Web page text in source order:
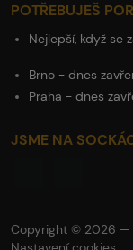
POTŘEBUJEŠ
Nejlepší, když se
Brno - dnes
Praha - dnes
JSME NA
Copyright © 2026 —